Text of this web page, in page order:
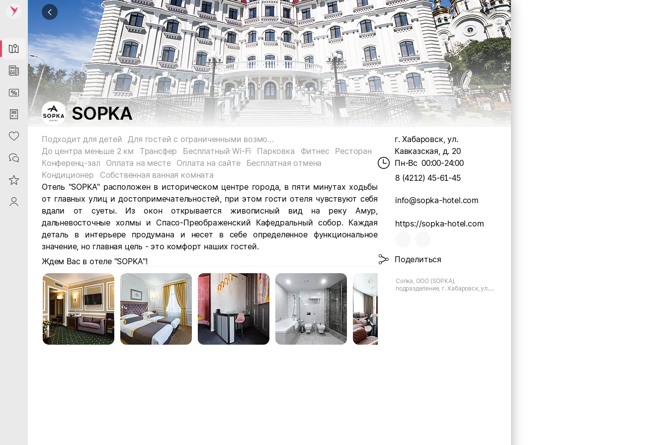
Map
News
DiscountCard
Purchases
Heart
Contacts
Reviews
ProfileSaby
SOPKA
Подходит для детей
Для гостей с ограниченными возможностями
До центра меньше 2 км
Трансфер Бесплатный Wi-Fi Парковка Фитнес
Ресторан
Конференц-зал
Оплата на месте Оплата на сайте
Бесплатная отмена
Кондиционер
Собственная ванная комната
Отель "SOPKA" расположен в историческом центре города, в пяти минутах ходьбы
от главных улиц и достопримечательностей, при этом гости отеля чувствуют себя
вдали от суеты. Из окон открывается живописный вид на реку Амур,
дальневосточные холмы и Спасо-Преображенский Кафедральный собор. Каждая
деталь в интерьере продумана и несет в себе определенное функциональное
значение, но главная цель - это комфорт наших гостей.
Ждем Вас в отеле "SOPKA"!
г. Хабаровск, ул.
Кавказская, д. 20
Пн-Вс 00:00-24:00
8 (4212) 45-61-45
info@sopka-hotel.com
https://sopka-hotel.com
Поделиться
Сопка, ООО (SOPKA),
подразделение, г. Хабаровск, ул.